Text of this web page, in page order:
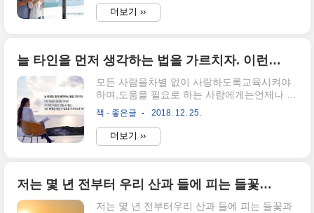
다
더보기 ››
늘 타인을 먼저 생각하는 법을 가르치자. 이런 마음의 법칙을 지키면 이기적인 사람은 얻을 수 없는 깊은 만족을 얻을 수 있음을 가르치도록 하자
모든 사람을차별 없이 사랑하도록교육시켜야
하며,도움을 필요로 하는 사람에게는언제나 기
꺼이 도움을 주고,곤궁에 빠진 이에게는망설임
없이시간과 돈을 쓸 줄 알도록 가르쳐야 한다.
늘 타인을 먼저 생각하는 법을 가르치자.이런
마음의 법칙을 지키면이기적인 사람은얻을 수
책 - 좋은글 2018. 12. 25.
더보기 ››
저는 몇 년 전부터 우리 산과 들에 피는 들꽃과 카메라 그리고 그 두 가지를 사랑하는 많은 사람들과 친구가 되어 조건 없는 사랑을 나누고 있습니다.
저는 몇 년 전부터우리 산과 들에 피는 들꽃과